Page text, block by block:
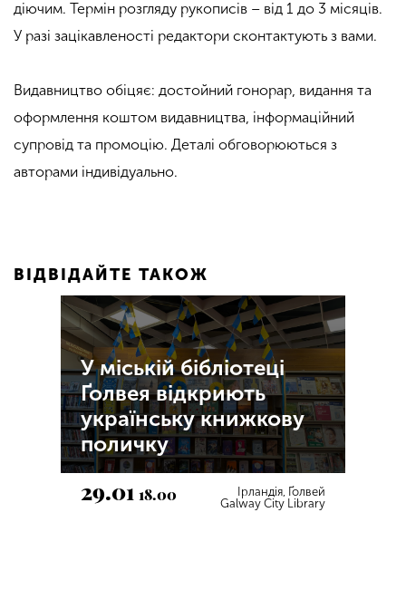
діючим. Термін розгляду рукописів – від 1 до 3 місяців.
У разі зацікавленості редактори сконтактують з вами.
Видавництво обіцяє: достойний гонорар, видання та
оформлення коштом видавництва, інформаційний
супровід та промоцію. Деталі обговорюються з
авторами індивідуально.
ВІДВІДАЙТЕ ТАКОЖ
У міській бібліотеці
Ґолвея відкриють
українську книжкову
поличку
29.0118.00
Ірландія, Ґолвей
Galway City Library